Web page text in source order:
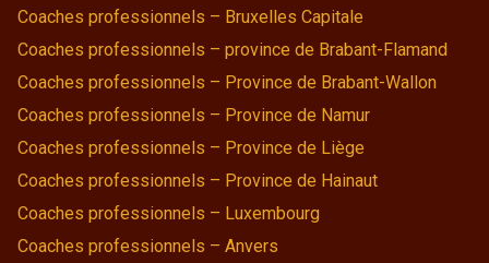
Coaches professionnels – Bruxelles Capitale
Coaches professionnels – province de Brabant-Flamand
Coaches professionnels – Province de Brabant-Wallon
Coaches professionnels – Province de Namur
Coaches professionnels – Province de Liège
Coaches professionnels – Province de Hainaut
Coaches professionnels – Luxembourg
Coaches professionnels – Anvers